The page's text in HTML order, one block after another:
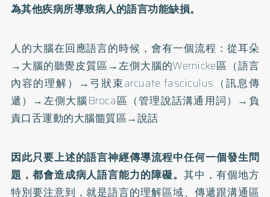
為其他疾病所導致病人的語言功能缺損。
人的大腦在回應語言的時候，會有一個流程：從耳朵
→大腦的聽覺皮質區→左側大腦的Wernicke區（語言
內容的理解）→弓狀束arcuate fasciculus（訊息傳
遞）→左側大腦Broca區（管理說話溝通用詞）→負
責口舌運動的大腦髓質區→說話
因此只要上述的語言神經傳導流程中任何一個發生問
題，都會造成病人語言能力的障礙。 其中，有個地方
特別要注意到，就是語言的理解區域、傳遞跟溝通區